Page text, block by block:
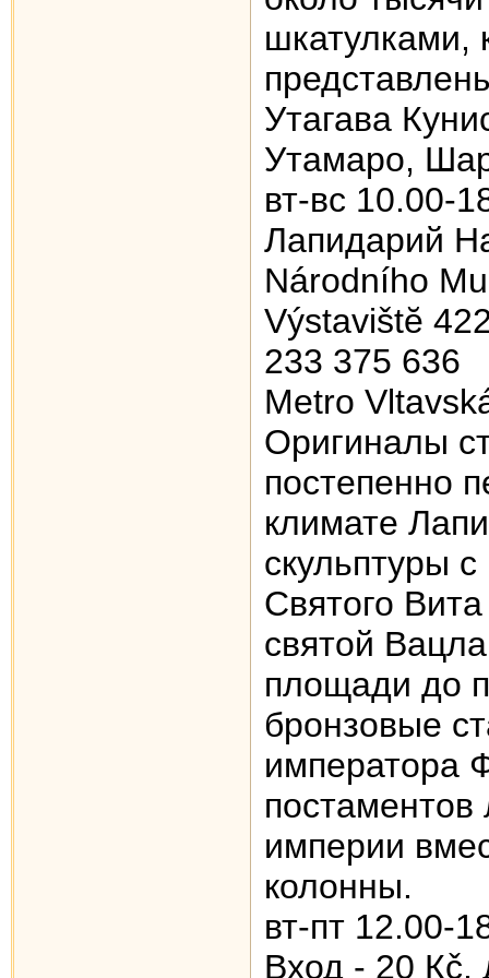
шкатулками,
Утагава
Утамаро,
вт-вс 10.00-
Лапидарий
Národního
Výstavištĕ
233 375 636
Metro
Оригиналы
постепенно
климате
скульптуры
Святого
святой
площади до
бронзовые
императора
империи
колонны.
вт-пт 12.00-
Вход - 20 Кč,